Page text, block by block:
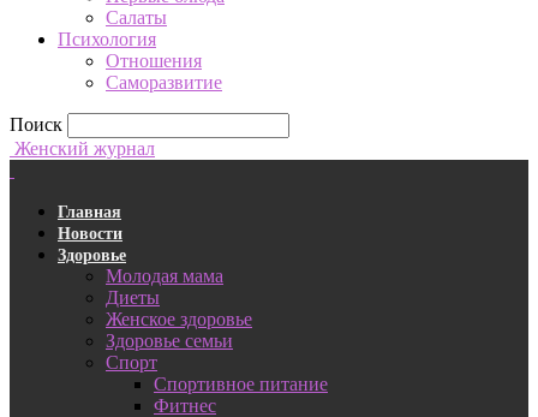
Салаты
Психология
Отношения
Саморазвитие
Поиск
Женский журнал
Главная
Новости
Здоровье
Молодая мама
Диеты
Женское здоровье
Здоровье семьи
Спорт
Спортивное питание
Фитнес